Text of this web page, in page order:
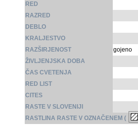
RED
RAZRED
DEBLO
KRALJESTVO
RAZŠIRJENOST
gojeno
ŽIVLJENJSKA DOBA
ČAS CVETENJA
RED LIST
CITES
RASTE V SLOVENIJI
RASTLINA RASTE V OZNAČENEM (